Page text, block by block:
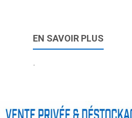
EN SAVOIR PLUS
-